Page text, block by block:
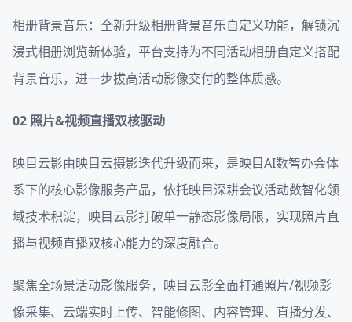
相册背景音乐：全新升级相册背景音乐自定义功能，解锁沉
浸式相册浏览新体验，平台支持为不同活动相册自定义搭配
背景音乐，进一步拔高活动影像交付的整体质感。
02 照片&视频直播双核驱动
映目云影由映目云摄影迭代升级而来，是映目AI数智办会体
系下的核心影像服务产品，依托映目深耕会议活动数智化领
域技术积淀，映目云影打破单一静态影像局限，实现照片直
播与视频直播双核心能力的深度融合。
聚焦全场景活动影像服务，映目云影全面打通照片/视频影
像采集、云端实时上传、智能修图、内容管理、直播分发、